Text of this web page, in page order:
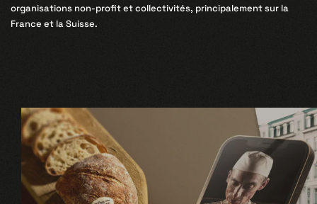
organisations non-profit et collectivités, principalement sur la
France et la Suisse.